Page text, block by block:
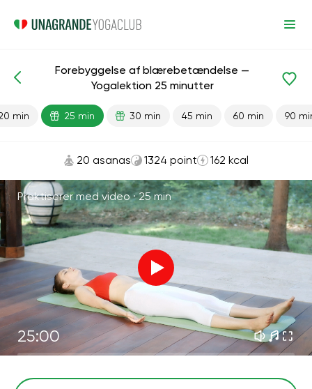
Færdiglavede lektioner Blærebetændelse
Forebyggelse af blærebetændelse —
Yogalektion 25 minutter
min 25 min 30 min 45 min 60 min 90
20 asanas 1324 point 162 kcal
Praktiserer med video ·25 min
25:00